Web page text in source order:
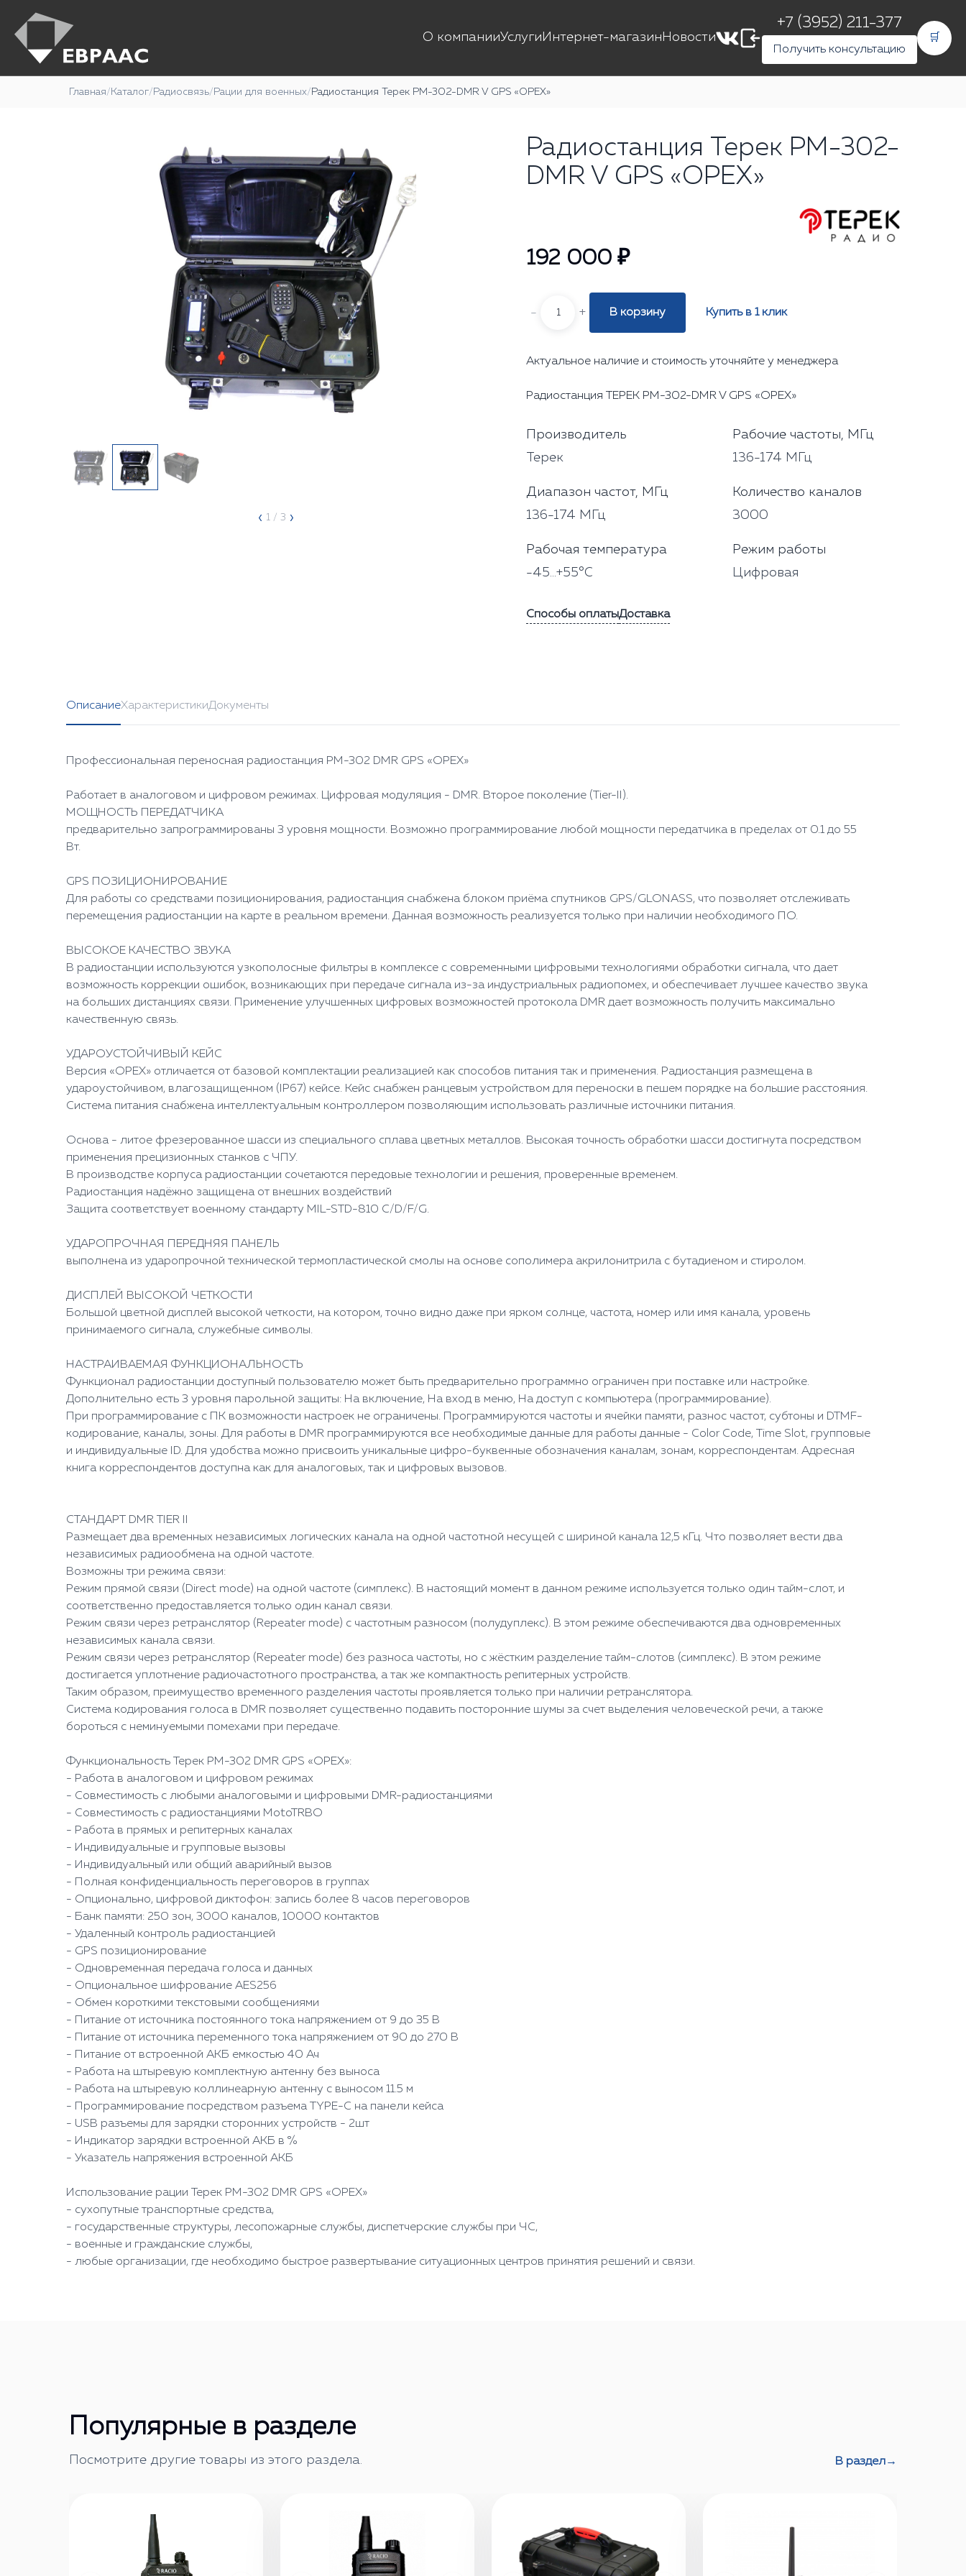
О компанииУслуги Интернет-магазин Новости
+7 (3952) 211-377
Получить консультацию
🛒
Главная/ Каталог/ Радиосвязь/ Рации для военных/ Радиостанция Терек РМ-302-DMR V GPS «ОРЕХ»
‹ 1 / 3 ›
Радиостанция Терек РМ-302-
DMR V GPS «ОРЕХ»
192 000 ₽
- + В корзину Купить в 1 клик
Актуальное наличие и стоимость уточняйте у менеджера
Радиостанция ТЕРЕК РМ-302-DMR V GPS «ОРЕХ»
Производитель
Терек
Рабочие частоты, МГц
136-174 МГц
Диапазон частот, МГц
136-174 МГц
Количество каналов
3000
Рабочая температура
-45...+55°C
Режим работы
Цифровая
Способы оплатыДоставка
ОписаниеХарактеристикиДокументы
Профессиональная переносная радиостанция РМ-302 DMR GPS «ОРЕХ»
Работает в аналоговом и цифровом режимах. Цифровая модуляция - DMR. Второе поколение (Tier-II).
МОЩНОСТЬ ПЕРЕДАТЧИКА
предварительно запрограммированы 3 уровня мощности. Возможно программирование любой мощности передатчика в пределах от 0.1 до 55
Вт.
GPS ПОЗИЦИОНИРОВАНИЕ
Для работы со средствами позиционирования, радиостанция снабжена блоком приёма спутников GPS/GLONASS, что позволяет отслеживать
перемещения радиостанции на карте в реальном времени. Данная возможность реализуется только при наличии необходимого ПО.
ВЫСОКОЕ КАЧЕСТВО ЗВУКА
В радиостанции используются узкополосные фильтры в комплексе с современными цифровыми технологиями обработки сигнала, что дает
возможность коррекции ошибок, возникающих при передаче сигнала из-за индустриальных радиопомех, и обеспечивает лучшее качество звука
на больших дистанциях связи. Применение улучшенных цифровых возможностей протокола DMR дает возможность получить максимально
качественную связь.
УДАРОУСТОЙЧИВЫЙ КЕЙС
Версия «ОРЕХ» отличается от базовой комплектации реализацией как способов питания так и применения. Радиостанция размещена в
удароустойчивом, влагозащищенном (IP67) кейсе. Кейс снабжен ранцевым устройством для переноски в пешем порядке на большие расстояния.
Система питания снабжена интеллектуальным контроллером позволяющим использовать различные источники питания.
Основа - литое фрезерованное шасси из специального сплава цветных металлов. Высокая точность обработки шасси достигнута посредством
применения прецизионных станков с ЧПУ.
В производстве корпуса радиостанции сочетаются передовые технологии и решения, проверенные временем.
Радиостанция надёжно защищена от внешних воздействий
Защита соответствует военному стандарту MIL-STD-810 C/D/F/G.
УДАРОПРОЧНАЯ ПЕРЕДНЯЯ ПАНЕЛЬ
выполнена из ударопрочной технической термопластической смолы на основе сополимера акрилонитрила с бутадиеном и стиролом.
ДИСПЛЕЙ ВЫСОКОЙ ЧЕТКОСТИ
Большой цветной дисплей высокой четкости, на котором, точно видно даже при ярком солнце, частота, номер или имя канала, уровень
принимаемого сигнала, служебные символы.
НАСТРАИВАЕМАЯ ФУНКЦИОНАЛЬНОСТЬ
Функционал радиостанции доступный пользователю может быть предварительно программно ограничен при поставке или настройке.
Дополнительно есть 3 уровня парольной защиты: На включение, На вход в меню, На доступ с компьютера (программирование).
При программирование с ПК возможности настроек не ограничены. Программируются частоты и ячейки памяти, разнос частот, субтоны и DTMF-
кодирование, каналы, зоны. Для работы в DMR программируются все необходимые данные для работы данные - Color Code, Time Slot, групповые
и индивидуальные ID. Для удобства можно присвоить уникальные цифро-буквенные обозначения каналам, зонам, корреспондентам. Адресная
книга корреспондентов доступна как для аналоговых, так и цифровых вызовов.
СТАНДАРТ DMR TIER II
Размещает два временных независимых логических канала на одной частотной несущей с шириной канала 12,5 кГц. Что позволяет вести два
независимых радиообмена на одной частоте.
Возможны три режима связи:
Режим прямой связи (Direct mode) на одной частоте (симплекс). В настоящий момент в данном режиме используется только один тайм-слот, и
соответственно предоставляется только один канал связи.
Режим связи через ретранслятор (Repeater mode) с частотным разносом (полудуплекс). В этом режиме обеспечиваются два одновременных
независимых канала связи.
Режим связи через ретранслятор (Repeater mode) без разноса частоты, но с жёстким разделение тайм-слотов (симплекс). В этом режиме
достигается уплотнение радиочастотного пространства, а так же компактность репитерных устройств.
Таким образом, преимущество временного разделения частоты проявляется только при наличии ретранслятора.
Система кодирования голоса в DMR позволяет существенно подавить посторонние шумы за счет выделения человеческой речи, а также
бороться с неминуемыми помехами при передаче.
Функциональность Терек РМ-302 DMR GPS «ОРЕХ»:
- Работа в аналоговом и цифровом режимах
- Совместимость с любыми аналоговыми и цифровыми DMR-радиостанциями
- Совместимость с радиостанциями MotoTRBO
- Работа в прямых и репитерных каналах
- Индивидуальные и групповые вызовы
- Индивидуальный или общий аварийный вызов
- Полная конфиденциальность переговоров в группах
- Опционально, цифровой диктофон: запись более 8 часов переговоров
- Банк памяти: 250 зон, 3000 каналов, 10000 контактов
- Удаленный контроль радиостанцией
- GPS позиционирование
- Одновременная передача голоса и данных
- Опциональное шифрование AES256
- Обмен короткими текстовыми сообщениями
- Питание от источника постоянного тока напряжением от 9 до 35 В
- Питание от источника переменного тока напряжением от 90 до 270 В
- Питание от встроенной АКБ емкостью 40 Ач
- Работа на штыревую комплектную антенну без выноса
- Работа на штыревую коллинеарную антенну с выносом 11.5 м
- Программирование посредством разъема TYPE-C на панели кейса
- USB разъемы для зарядки сторонних устройств - 2шт
- Индикатор зарядки встроенной АКБ в %
- Указатель напряжения встроенной АКБ
Использование рации Терек РМ-302 DMR GPS «ОРЕХ»
- сухопутные транспортные средства,
- государственные структуры, лесопожарные службы, диспетчерские службы при ЧС,
- военные и гражданские службы,
- любые организации, где необходимо быстрое развертывание ситуационных центров принятия решений и связи.
Популярные в разделе
Посмотрите другие товары из этого раздела. В раздел→